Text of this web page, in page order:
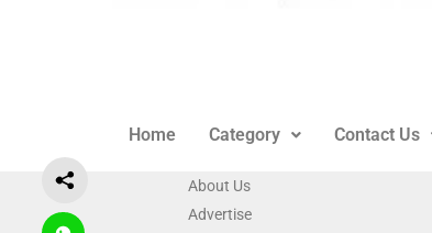
Home Category Contact Us
About Us
Advertise